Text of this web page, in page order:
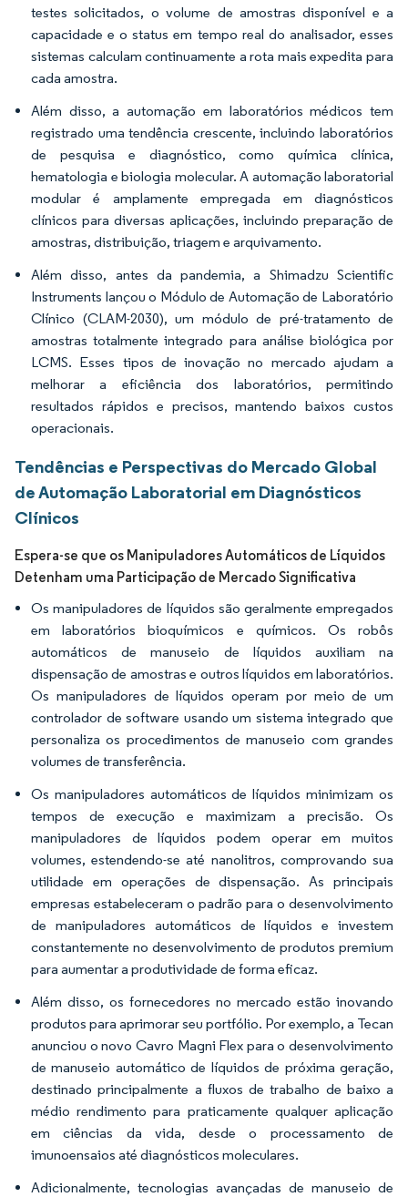
testes solicitados, o volume de amostras disponível e a
capacidade e o status em tempo real do analisador, esses
sistemas calculam continuamente a rota mais expedita para
cada amostra.
Além disso, a automação em laboratórios médicos tem
registrado uma tendência crescente, incluindo laboratórios
de pesquisa e diagnóstico, como química clínica,
hematologia e biologia molecular. A automação laboratorial
modular é amplamente empregada em diagnósticos
clínicos para diversas aplicações, incluindo preparação de
amostras, distribuição, triagem e arquivamento.
Além disso, antes da pandemia, a Shimadzu Scientific
Instruments lançou o Módulo de Automação de Laboratório
Clínico (CLAM-2030), um módulo de pré-tratamento de
amostras totalmente integrado para análise biológica por
LCMS. Esses tipos de inovação no mercado ajudam a
melhorar a eficiência dos laboratórios, permitindo
resultados rápidos e precisos, mantendo baixos custos
operacionais.
Tendências e Perspectivas do Mercado Global
de Automação Laboratorial em Diagnósticos
Clínicos
Espera-se que os Manipuladores Automáticos de Líquidos
Detenham uma Participação de Mercado Significativa
Os manipuladores de líquidos são geralmente empregados
em laboratórios bioquímicos e químicos. Os robôs
automáticos de manuseio de líquidos auxiliam na
dispensação de amostras e outros líquidos em laboratórios.
Os manipuladores de líquidos operam por meio de um
controlador de software usando um sistema integrado que
personaliza os procedimentos de manuseio com grandes
volumes de transferência.
Os manipuladores automáticos de líquidos minimizam os
tempos de execução e maximizam a precisão. Os
manipuladores de líquidos podem operar em muitos
volumes, estendendo-se até nanolitros, comprovando sua
utilidade em operações de dispensação. As principais
empresas estabeleceram o padrão para o desenvolvimento
de manipuladores automáticos de líquidos e investem
constantemente no desenvolvimento de produtos premium
para aumentar a produtividade de forma eficaz.
Além disso, os fornecedores no mercado estão inovando
produtos para aprimorar seu portfólio. Por exemplo, a Tecan
anunciou o novo Cavro Magni Flex para o desenvolvimento
de manuseio automático de líquidos de próxima geração,
destinado principalmente a fluxos de trabalho de baixo a
médio rendimento para praticamente qualquer aplicação
em ciências da vida, desde o processamento de
imunoensaios até diagnósticos moleculares.
Adicionalmente, tecnologias avançadas de manuseio de